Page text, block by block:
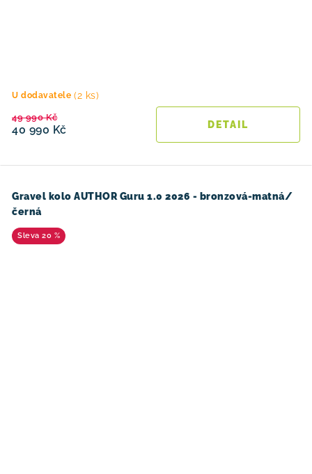
U dodavatele (2 ks)
40 990 Kč
49 990 Kč
Gravel kolo AUTHOR Guru 1.0 2026 - bronzová-matná/
černá
20 %